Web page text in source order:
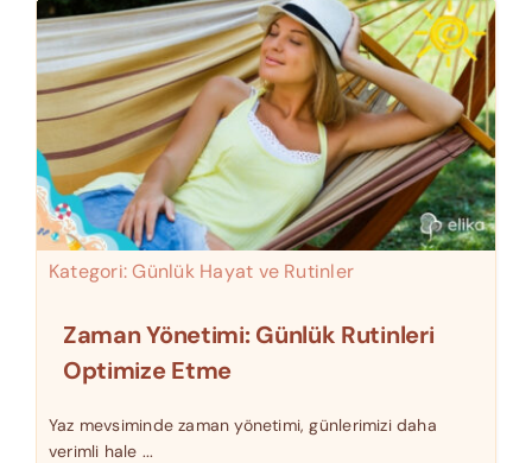
Kategori:Günlük Hayat ve Rutinler
Zaman Yönetimi: Günlük Rutinleri
Optimize Etme
Yaz mevsiminde zaman yönetimi, günlerimizi daha
verimli hale ...